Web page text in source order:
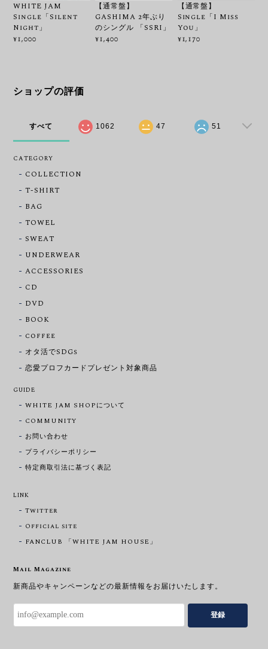
WHITE JAM
Single「Silent
Night」
¥1,000
【通常盤】
GASHIMA 2年ぶり
のシングル 「SSRI」
¥1,400
【通常盤】
Single「I Miss
You」
¥1,170
ショップの評価
すべて 1062 47 51
CATEGORY
COLLECTION
T-SHIRT
BAG
TOWEL
SWEAT
UNDERWEAR
ACCESSORIES
CD
DVD
BOOK
coffee
オタ活でSDGs
恋愛プロフカードプレゼント対象商品
GUIDE
WHITE JAM SHOPについて
COMMUNITY
お問い合わせ
プライバシーポリシー
特定商取引法に基づく表記
LINK
Twitter
Official site
FANCLUB 「WHITE JAM HOUSE」
Mail Magazine
新商品やキャンペーンなどの最新情報をお届けいたします。
登録